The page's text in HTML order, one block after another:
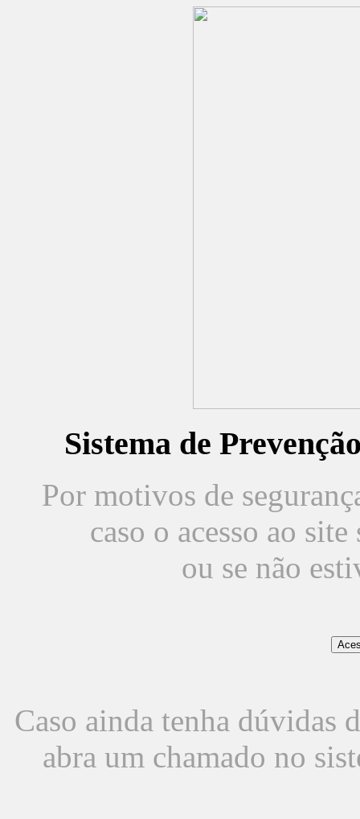
Sistema de
Por motivos de
caso o acesso ao
ou se não
Caso ainda tenha dúvidas
abra um chamado no